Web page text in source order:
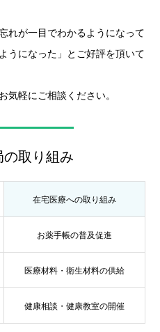
れが一目でわかるようになって
うになった」とご好評を頂いて
気軽にご相談ください。
取り組み
在宅医療への取り組み
お薬手帳の普及促進
医療材料・衛生材料の供給
健康相談・健康教室の開催